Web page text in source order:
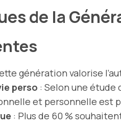
de la
génération valorise
perso : Selon une étude
et personnelle est
: Plus de 60 %